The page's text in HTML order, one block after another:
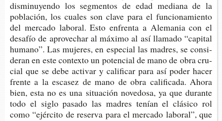
dis­mi­nu­yen­do los seg­men­tos de edad media­na de la
pobla­ción, los cua­les son clave para el fun­cio­na­mien­to
del mer­ca­do labo­ral. Esto enfren­ta a Ale­ma­nia con el
desa­fío de apro­ve­char al máxi­mo al así lla­ma­do “capi­tal
humano”. Las muje­res, en espe­cial las madres, se con­si­
de­ran en este con­tex­to un poten­cial de mano de obra cru­
cial que se debe acti­var y cali­fi­car para así poder hacer
fren­te a la esca­sez de mano de obra cali­fi­ca­da. Ahora
bien, esta no es una situa­ción nove­do­sa, ya que duran­te
todo el siglo pasa­do las madres tenían el clá­si­co rol
como “ejér­ci­to de reser­va para el mer­ca­do labo­ral”, que